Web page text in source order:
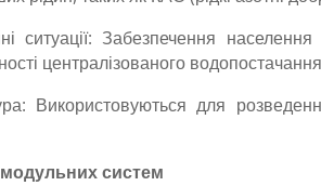
ситуації: Забезпечення
централізованого
Використовуються для
систем